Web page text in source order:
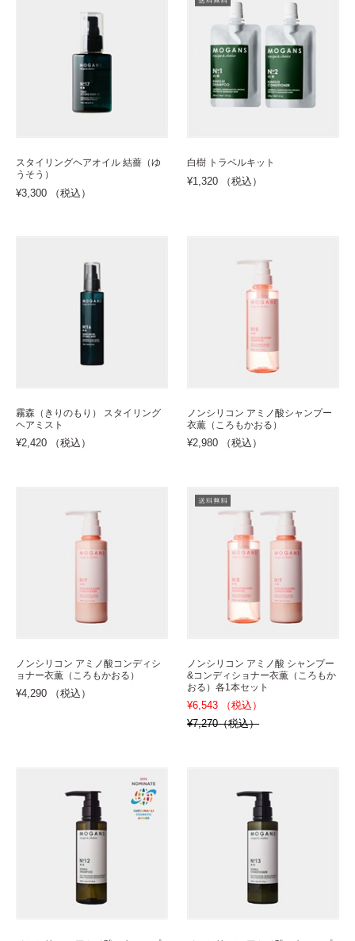
スタイリングヘアオイル 結薔（ゆ
うそう）
¥3,300 （税込）
白樹 トラベルキット
¥1,320 （税込）
霧森（きりのもり） スタイリング
ヘアミスト
¥2,420 （税込）
ノンシリコン アミノ酸シャンプー
衣薫（ころもかおる）
¥2,980 （税込）
ノンシリコン アミノ酸コンディシ
ョナー衣薫（ころもかおる）
¥4,290 （税込）
ノンシリコン アミノ酸 シャンプー
&コンディショナー衣薫（ころもか
おる）各1本セット
¥6,543 （税込）
¥7,270（税込）